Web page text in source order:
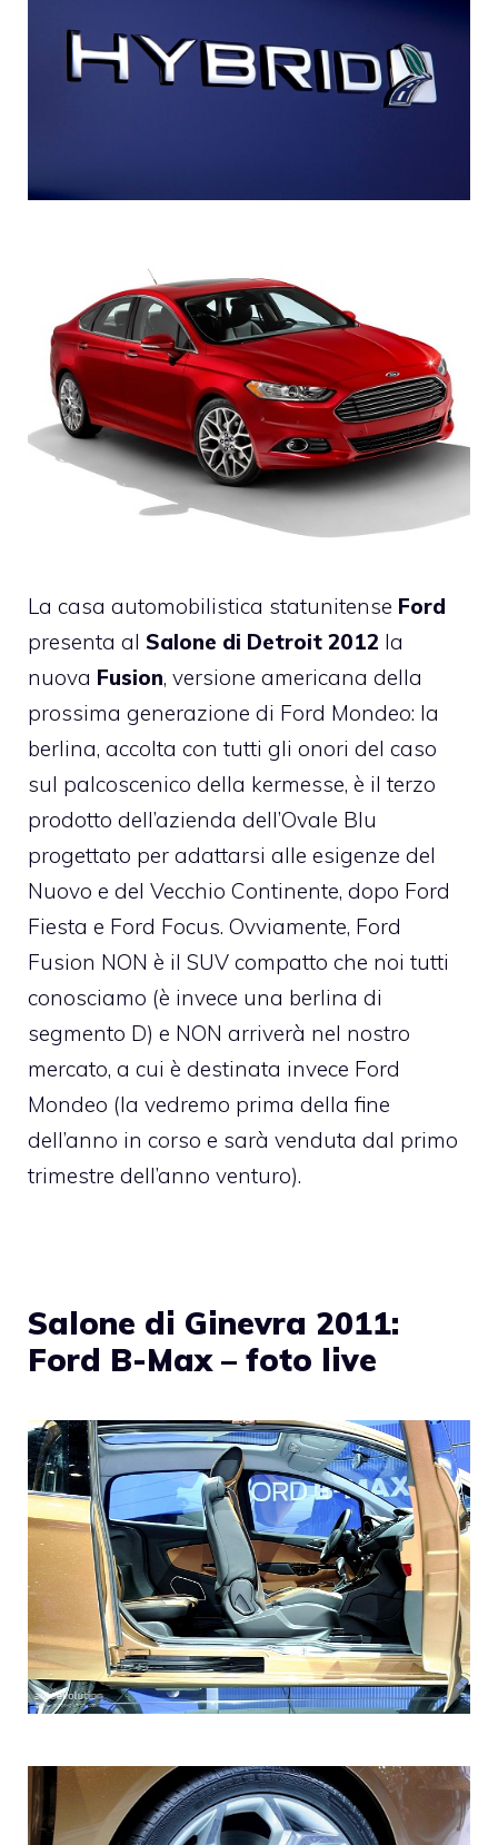
La casa automobilistica statunitense Ford
presenta al Salone di Detroit 2012 la
nuova Fusion, versione americana della
prossima generazione di Ford Mondeo: la
berlina, accolta con tutti gli onori del caso
sul palcoscenico della kermesse, è il terzo
prodotto dell’azienda dell’Ovale Blu
progettato per adattarsi alle esigenze del
Nuovo e del Vecchio Continente, dopo Ford
Fiesta e Ford Focus. Ovviamente, Ford
Fusion NON è il SUV compatto che noi tutti
conosciamo (è invece una berlina di
segmento D) e NON arriverà nel nostro
mercato, a cui è destinata invece Ford
Mondeo (la vedremo prima della fine
dell’anno in corso e sarà venduta dal primo
trimestre dell’anno venturo).
Salone di Ginevra 2011:
Ford B-Max – foto live